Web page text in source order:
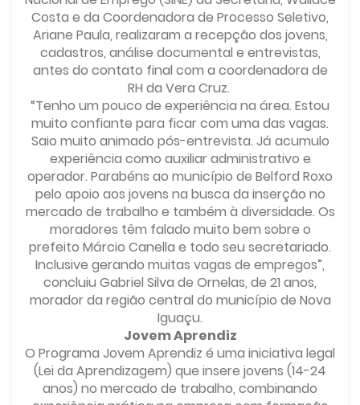
Costa e da Coordenadora de Processo Seletivo,
Ariane Paula, realizaram a recepção dos jovens,
cadastros, análise documental e entrevistas,
antes do contato final com a coordenadora de
RH da Vera Cruz.
“Tenho um pouco de experiência na área. Estou
muito confiante para ficar com uma das vagas.
Saio muito animado pós-entrevista. Já acumulo
experiência como auxiliar administrativo e
operador. Parabéns ao município de Belford Roxo
pelo apoio aos jovens na busca da inserção no
mercado de trabalho e também à diversidade. Os
moradores têm falado muito bem sobre o
prefeito Márcio Canella e todo seu secretariado.
Inclusive gerando muitas vagas de empregos”,
concluiu Gabriel Silva de Ornelas, de 21 anos,
morador da região central do município de Nova
Iguaçu.
Jovem Aprendiz
O Programa Jovem Aprendiz é uma iniciativa legal
(Lei da Aprendizagem) que insere jovens (14-24
anos) no mercado de trabalho, combinando